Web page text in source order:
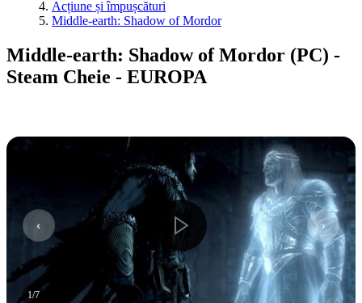
Acțiune și împușcături
Middle-earth: Shadow of Mordor
Middle-earth: Shadow of Mordor (PC) -
Steam Cheie - EUROPA
1/7